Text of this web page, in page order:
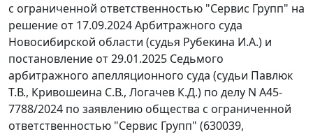
с ограниченной ответственностью "Сервис Групп" на
решение от 17.09.2024 Арбитражного суда
Новосибирской области (судья Рубекина И.А.) и
постановление от 29.01.2025 Седьмого
арбитражного апелляционного суда (судьи Павлюк
Т.В., Кривошеина С.В., Логачев К.Д.) по делу N А45-
7788/2024 по заявлению общества с ограниченной
ответственностью "Сервис Групп" (630039,